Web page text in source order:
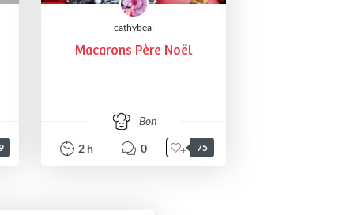
cathybeal
Macarons Père Noël
Bon
2 h 0 75